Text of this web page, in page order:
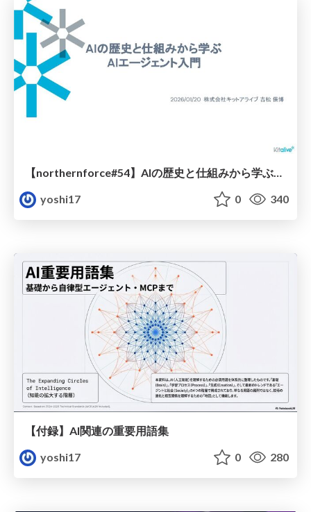
yoshi17
0 340
【付録】AI関連の重要用語集
yoshi17
0 280